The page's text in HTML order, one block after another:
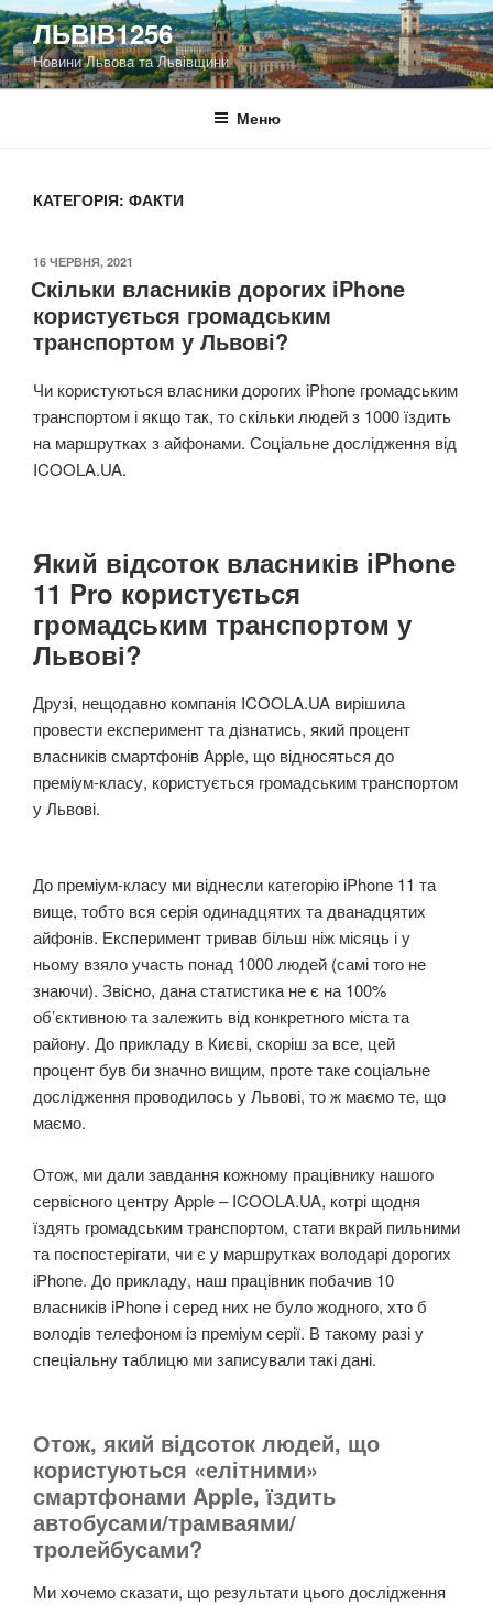
Перейти
до
вмісту
ЛЬВІВ1256
Новини Львова та Львівщини
Меню
КАТЕГОРІЯ: ФАКТИ
ОПУБЛІКОВАНО
16 ЧЕРВНЯ, 2021
Скільки власників дорогих iPhone
користується громадським
транспортом у Львові?
Чи користуються власники дорогих iPhone громадським
транспортом і якщо так, то скільки людей з 1000 їздить
на маршрутках з айфонами. Соціальне дослідження від
ICOOLA.UA.
Який відсоток власників iPhone
11 Pro користується
громадським транспортом у
Львові?
Друзі, нещодавно компанія ICOOLA.UA вирішила
провести експеримент та дізнатись, який процент
власників смартфонів Apple, що відносяться до
преміум-класу, користується громадським транспортом
у Львові.
До преміум-класу ми віднесли категорію iPhone 11 та
вище, тобто вся серія одинадцятих та дванадцятих
айфонів. Експеримент тривав більш ніж місяць і у
ньому взяло участь понад 1000 людей (самі того не
знаючи). Звісно, дана статистика не є на 100%
об’єктивною та залежить від конкретного міста та
району. До прикладу в Києві, скоріш за все, цей
процент був би значно вищим, проте таке соціальне
дослідження проводилось у Львові, то ж маємо те, що
маємо.
Отож, ми дали завдання кожному працівнику нашого
сервісного центру Apple – ICOOLA.UA, котрі щодня
їздять громадським транспортом, стати вкрай пильними
та поспостерігати, чи є у маршрутках володарі дорогих
iPhone. До прикладу, наш працівник побачив 10
власників iPhone і серед них не було жодного, хто б
володів телефоном із преміум серії. В такому разі у
спеціальну таблицю ми записували такі дані.
Отож, який відсоток людей, що
користуються «елітними»
смартфонами Apple, їздить
автобусами/трамваями/
тролейбусами?
Ми хочемо сказати, що результати цього дослідження